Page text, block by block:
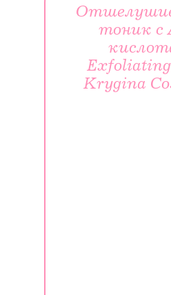
тоник с
Exfoliating
Krygina